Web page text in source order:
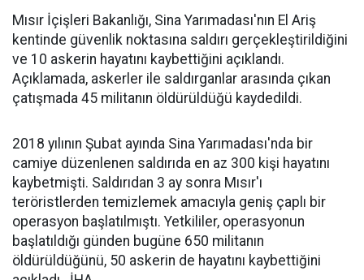
Mısır İçişleri Bakanlığı, Sina Yarımadası'nın El Ariş
kentinde güvenlik noktasına saldırı gerçekleştirildiğini
ve 10 askerin hayatını kaybettiğini açıklandı.
Açıklamada, askerler ile saldırganlar arasında çıkan
çatışmada 45 militanın öldürüldüğü kaydedildi.
2018 yılının Şubat ayında Sina Yarımadası'nda bir
camiye düzenlenen saldırıda en az 300 kişi hayatını
kaybetmişti. Saldırıdan 3 ay sonra Mısır'ı
teröristlerden temizlemek amacıyla geniş çaplı bir
operasyon başlatılmıştı. Yetkililer, operasyonun
başlatıldığı günden bugüne 650 militanın
öldürüldüğünü, 50 askerin de hayatını kaybettiğini